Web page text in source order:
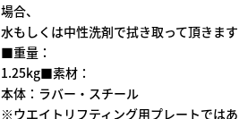
場合、
水もしくは中性洗剤で拭き取って頂きま
■重量：
1.25kg■素材：
本体：ラバー・スチール
※ウエイトリフティング用プレートでは